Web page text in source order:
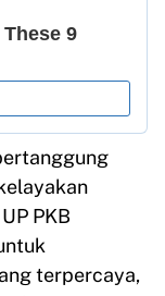
PKB
terpercaya,